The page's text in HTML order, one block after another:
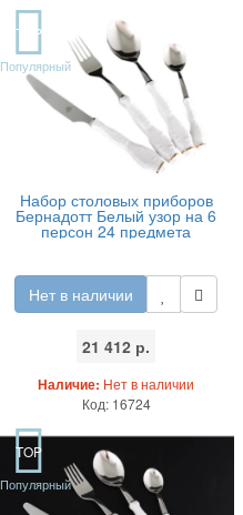
TOP
Популярный
Набор столовых приборов
Бернадотт Белый узор на 6
персон 24 предмета
Нет в наличии
21 412 р.
Наличие: Нет в наличии
Код: 16724
TOP
Популярный